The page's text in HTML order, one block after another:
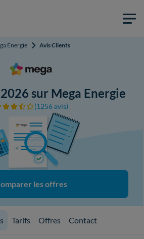
Energie Avis Clients
sur Mega Energie
(1256 avis)
les offres
Tarifs Offres Contact